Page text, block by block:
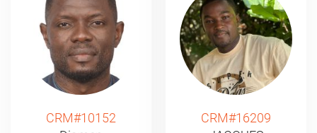
CRM#10152
CRM#16209